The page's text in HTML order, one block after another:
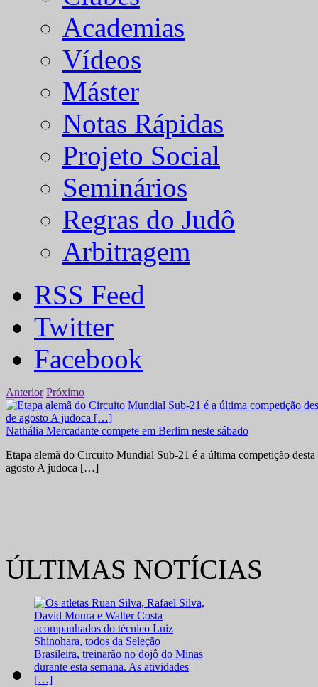
Academias
Vídeos
Máster
Notas Rápidas
Projeto Social
Seminários
Regras do Judô
Arbitragem
RSS Feed
Twitter
Facebook
Anterior Próximo
Nathália Mercadante compete em Berlim neste sábado
Etapa alemã do Circuito Mundial Sub-21 é a última competição
agosto A judoca […]
ÚLTIMAS NOTÍCIAS